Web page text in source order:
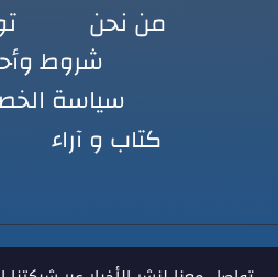
من نحن
شروط
سياسة
كتاب و آراء